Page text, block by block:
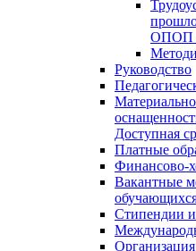
ОПОП
Руководство
Доступная
Платные
Финансово-
Вакантные
Стипендии